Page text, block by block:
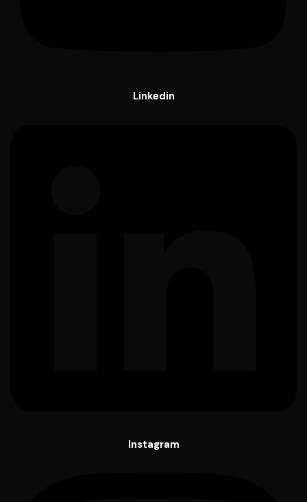
Linkedin
Instagram